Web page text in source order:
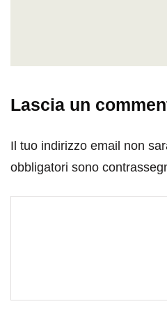
Lascia un
Il tuo indirizzo email non
obbligatori sono